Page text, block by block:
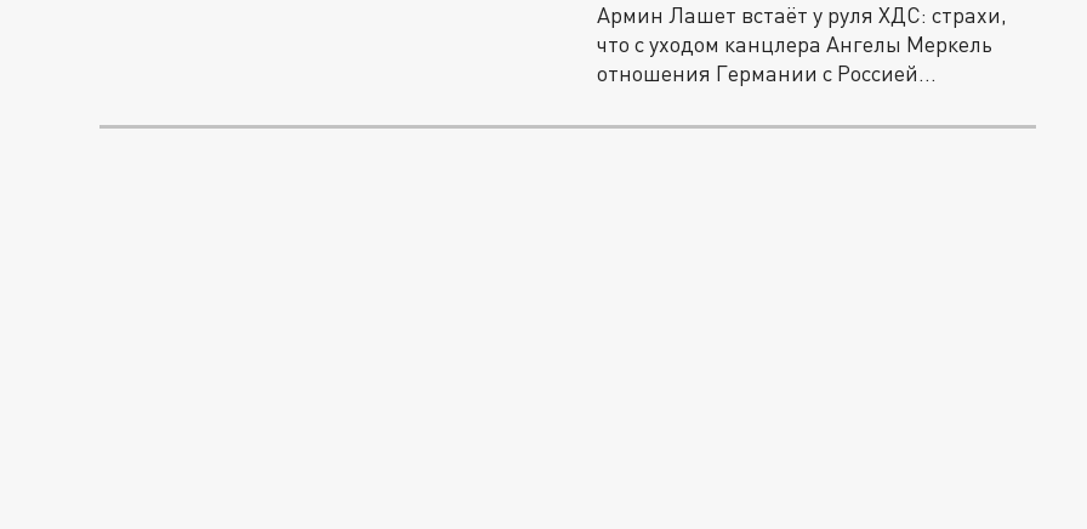
Армин Лашет встаёт у руля ХДС: страхи,
что с уходом канцлера Ангелы Меркель
отношения Германии с Россией...